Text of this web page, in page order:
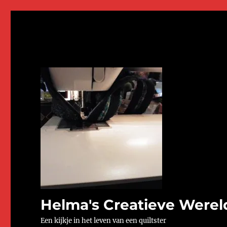
Helma's Creatieve
Een kijkje in het leven van een quiltster